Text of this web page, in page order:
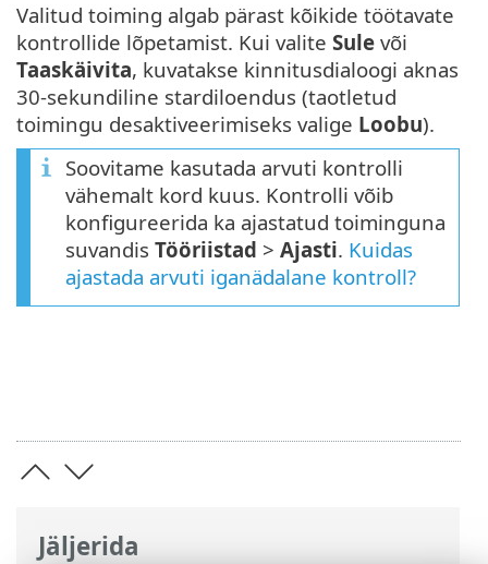
Jäljerida
Valitud toiming algab pärast kõikide töötavate
kontrollide lõpetamist. Kui valite Sule või
Taaskäivita, kuvatakse kinnitusdialoogi aknas
30-sekundiline stardiloendus (taotletud
toimingu desaktiveerimiseks valige Loobu).
Soovitame kasutada arvuti kontrolli
vähemalt kord kuus. Kontrolli võib
konfigureerida ka ajastatud toiminguna
suvandis Tööriistad > Ajasti. Kuidas
ajastada arvuti iganädalane kontroll?